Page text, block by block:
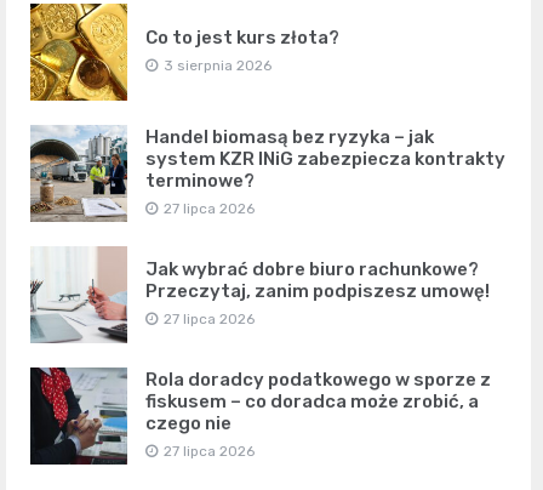
Co to jest kurs złota?
3 sierpnia 2026
Handel biomasą bez ryzyka – jak
system KZR INiG zabezpiecza kontrakty
terminowe?
27 lipca 2026
Jak wybrać dobre biuro rachunkowe?
Przeczytaj, zanim podpiszesz umowę!
27 lipca 2026
Rola doradcy podatkowego w sporze z
fiskusem – co doradca może zrobić, a
czego nie
27 lipca 2026